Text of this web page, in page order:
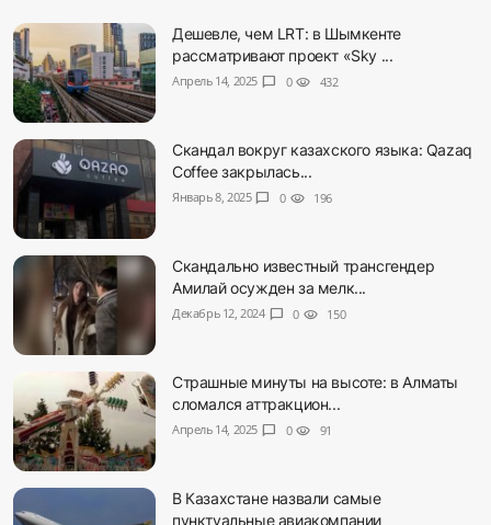
Дешевле, чем LRT: в Шымкенте
рассматривают проект «Sky ...
Апрель 14, 2025 chat_bubble 0 visibility 432
Скандал вокруг казахского языка: Qazaq
Coffee закрылась...
Январь 8, 2025 chat_bubble 0 visibility 196
Скандально известный трансгендер
Амилай осужден за мелк...
Декабрь 12, 2024 chat_bubble 0 visibility 150
Страшные минуты на высоте: в Алматы
сломался аттракцион...
Апрель 14, 2025 chat_bubble 0 visibility 91
В Казахстане назвали самые
пунктуальные авиакомпании